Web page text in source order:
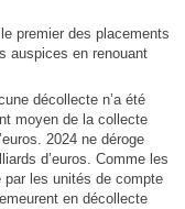
premier des placements
auspices en renouant
décollecte n’a été
moyen de la collecte
2024 ne déroge
d’euros. Comme les
les unités de compte
en décollecte